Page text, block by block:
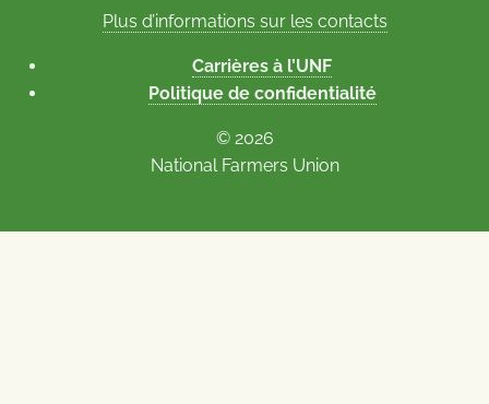
Plus d’informations sur les contacts
Carrières à l’UNF
Politique de confidentialité
© 2026
National Farmers Union